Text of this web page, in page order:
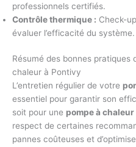
professionnels certifiés.
Contrôle thermique : Check-
évaluer l’efficacité du système.
Résumé des bonnes pratiques
chaleur à Pontivy
L’entretien régulier de votre
essentiel pour garantir son
soit pour une pompe à
respect de certaines
pannes coûteuses et